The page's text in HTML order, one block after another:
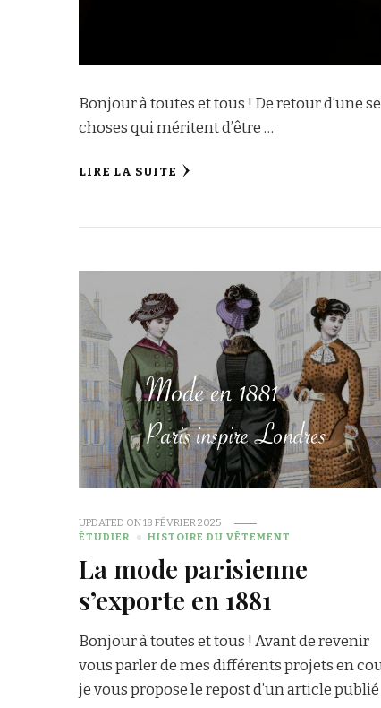
Bonjour à toutes et tous ! De retour d’une
choses qui méritent d’être …
LIRE LA SUITE
UPDATED ON18 FÉVRIER 2025
ÉTUDIER
HISTOIRE DU VÊTEMENT
La mode parisienne
s’exporte en 1881
Bonjour à toutes et tous ! Avant de revenir
vous parler de mes différents projets en
je vous propose le repost d’un article